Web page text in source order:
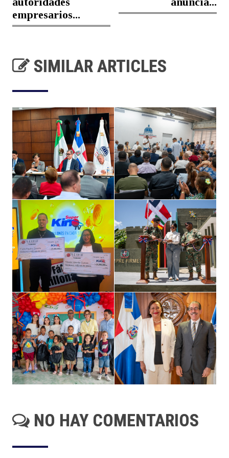
empresarios...
SIMILAR ARTICLES
NO HAY COMENTARIOS